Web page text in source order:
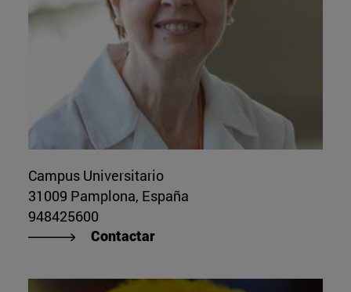
Campus Universitario
31009 Pamplona, España
948425600
Contactar